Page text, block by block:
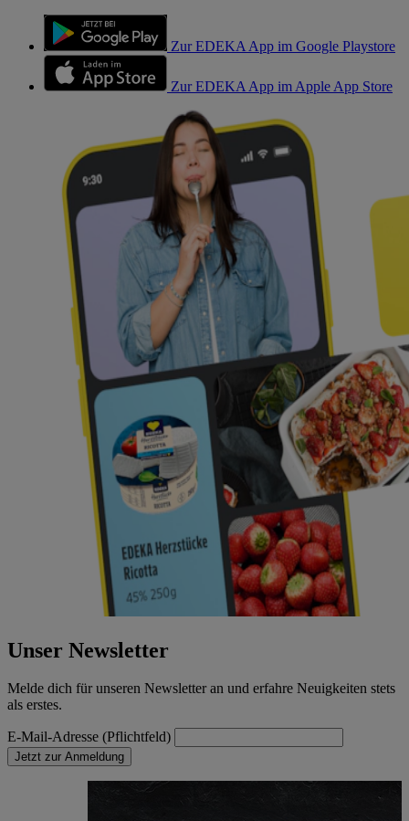
Zur EDEKA App im Google Playstore
Zur EDEKA App im Apple App Store
Unser Newsletter
Melde dich für unseren Newsletter an und erfahre Neuigkeiten stets
als erstes.
E-Mail-Adresse (Pflichtfeld)
Jetzt zur Anmeldung